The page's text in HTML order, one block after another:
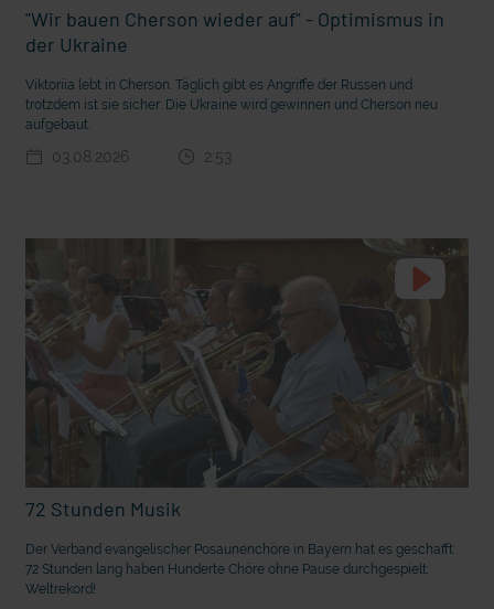
Ostern erleben wie vor 2000 Jahren in Jerusalem
deutsche Sprache? Vorhang auf für Kinderzirkus Giovanni
"Wir bauen Cherson wieder auf" - Optimismus in
der Ukraine
Viktoriia lebt in Cherson. Täglich gibt es Angriffe der Russen und
trotzdem ist sie sicher: Die Ukraine wird gewinnen und Cherson neu
aufgebaut.
03.08.2026 2:53
72 Stunden Musik
Der Verband evangelischer Posaunenchöre in Bayern hat es geschafft:
72 Stunden lang haben Hunderte Chöre ohne Pause durchgespielt:
Weltrekord!